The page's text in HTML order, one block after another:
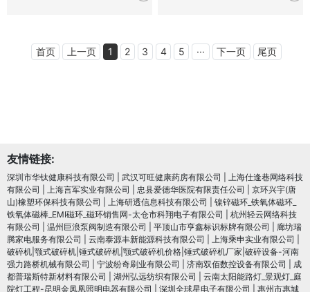
首页 上一页 1 2 3 4 5 ··· 下一页 尾页
友情链接:
深圳市华钛健康科技有限公司 武汉可旺健康药房有限公司
上海仕逢巷网络科技
有限公司
上海言军实业有限公司 忠县爱德华医院有限责任公司
京环兴宇(唐
山)橡塑环保科技有限公司
上海研透信息科技有限公司
镍锌磁环_铁氧体磁环_
铁氧体磁棒_EMI磁环_磁环销售网-太仓市科翔电子有限公司
杭州轻云网络科技
有限公司
温州巨浪泵阀制造有限公司 平顶山市亨鑫标识标牌有限公司
廊坊瑞
腾家电服务有限公司
云南泰源丰新能源科技有限公司 上海乘申实业有限公司
破碎机|颚式破碎机|锤式破碎机|颚式破碎机价格|锤式破碎机厂家|破碎设备-河南
强力路桥机械有限公司
宁波纷奇刷业有限公司 济南双佰数控设备有限公司
成
都普瑞斯特新材料有限公司
湖州弘远纺织有限公司
云南太阳能路灯_景观灯_庭
院灯工程-昆明金凤凰照明电器有限公司
深圳全球星电子有限公司 惠州市惠城